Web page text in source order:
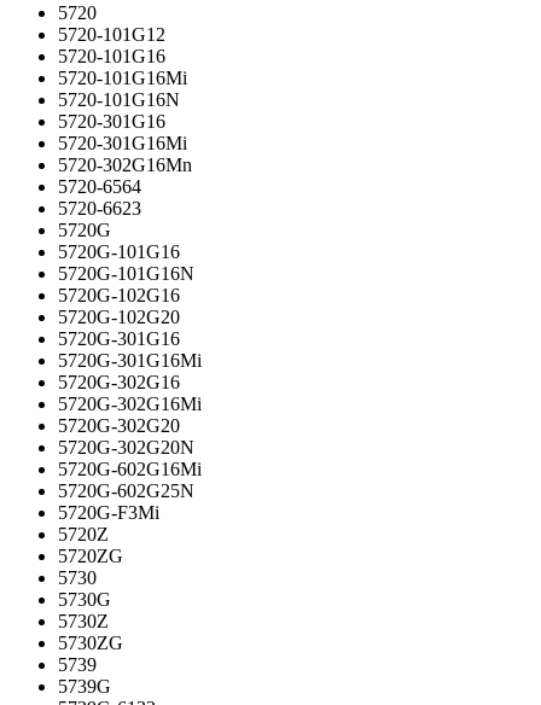
5720
5720-101G12
5720-101G16
5720-101G16Mi
5720-101G16N
5720-301G16
5720-301G16Mi
5720-302G16Mn
5720-6564
5720-6623
5720G
5720G-101G16
5720G-101G16N
5720G-102G16
5720G-102G20
5720G-301G16
5720G-301G16Mi
5720G-302G16
5720G-302G16Mi
5720G-302G20
5720G-302G20N
5720G-602G16Mi
5720G-602G25N
5720G-F3Mi
5720Z
5720ZG
5730
5730G
5730Z
5730ZG
5739
5739G